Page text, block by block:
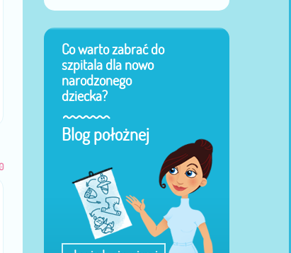
Co warto zabrać do
szpitala dla nowo
narodzonego
dziecka?
Blog położnej